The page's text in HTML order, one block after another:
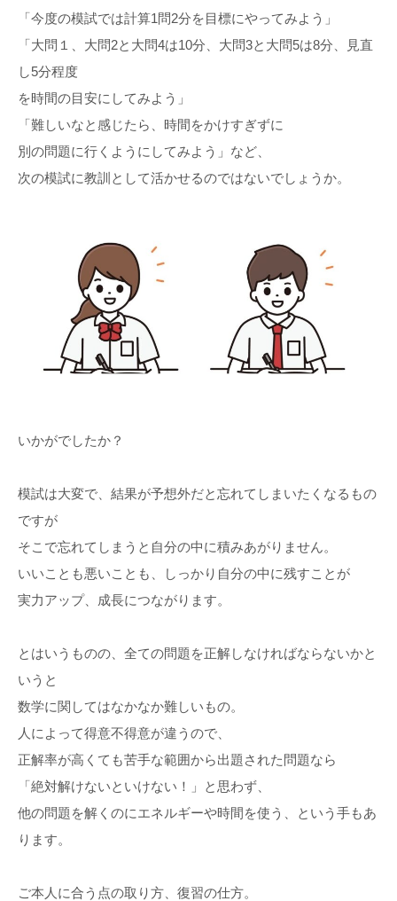
「今度の模試では計算1問2分を目標にやってみよう」
「大問１、大問2と大問4は10分、大問3と大問5は8分、見直
し5分程度
を時間の目安にしてみよう」
「難しいなと感じたら、時間をかけすぎずに
別の問題に行くようにしてみよう」など、
次の模試に教訓として活かせるのではないでしょうか。
いかがでしたか？
模試は大変で、結果が予想外だと忘れてしまいたくなるもの
ですが
そこで忘れてしまうと自分の中に積みあがりません。
いいことも悪いことも、しっかり自分の中に残すことが
実力アップ、成長につながります。
とはいうものの、全ての問題を正解しなければならないかと
いうと
数学に関してはなかなか難しいもの。
人によって得意不得意が違うので、
正解率が高くても苦手な範囲から出題された問題なら
「絶対解けないといけない！」と思わず、
他の問題を解くのにエネルギーや時間を使う、という手もあ
ります。
ご本人に合う点の取り方、復習の仕方。